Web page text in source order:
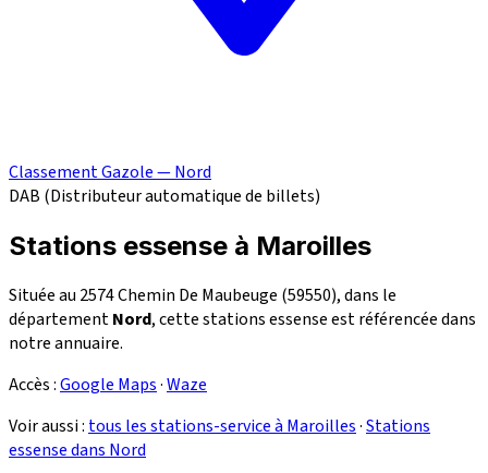
Classement Gazole — Nord
DAB (Distributeur automatique de billets)
Stations essense à Maroilles
Située au 2574 Chemin De Maubeuge (59550), dans le
départementNord, cette stations essense est référencée dans
notre annuaire.
Accès :Google Maps·Waze
Voir aussi : tous les stations-service à Maroilles·Stations
essense dans Nord